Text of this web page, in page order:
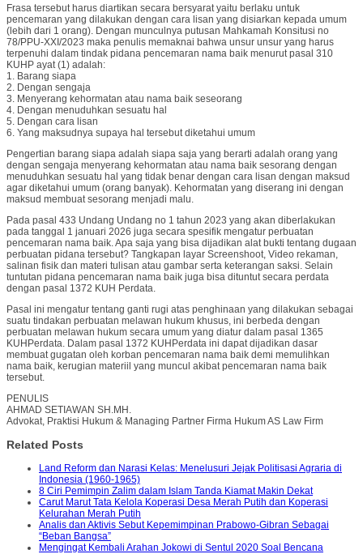
Frasa tersebut harus diartikan secara bersyarat yaitu berlaku untuk
pencemaran yang dilakukan dengan cara lisan yang disiarkan kepada umum
(lebih dari 1 orang). Dengan munculnya putusan Mahkamah Konsitusi no
78/PPU-XXI/2023 maka penulis memaknai bahwa unsur unsur yang harus
terpenuhi dalam tindak pidana pencemaran nama baik menurut pasal 310
KUHP ayat (1) adalah:
1. Barang siapa
2. Dengan sengaja
3. Menyerang kehormatan atau nama baik seseorang
4. Dengan menuduhkan sesuatu hal
5. Dengan cara lisan
6. Yang maksudnya supaya hal tersebut diketahui umum
Pengertian barang siapa adalah siapa saja yang berarti adalah orang yang
dengan sengaja menyerang kehormatan atau nama baik sesorang dengan
menuduhkan sesuatu hal yang tidak benar dengan cara lisan dengan maksud
agar diketahui umum (orang banyak). Kehormatan yang diserang ini dengan
maksud membuat sesorang menjadi malu.
Pada pasal 433 Undang Undang no 1 tahun 2023 yang akan diberlakukan
pada tanggal 1 januari 2026 juga secara spesifik mengatur perbuatan
pencemaran nama baik. Apa saja yang bisa dijadikan alat bukti tentang dugaan
perbuatan pidana tersebut? Tangkapan layar Screenshoot, Video rekaman,
salinan fisik dan materi tulisan atau gambar serta keterangan saksi. Selain
tuntutan pidana pencemaran nama baik juga bisa dituntut secara perdata
dengan pasal 1372 KUH Perdata.
Pasal ini mengatur tentang ganti rugi atas penghinaan yang dilakukan sebagai
suatu tindakan perbuatan melawan hukum khusus, ini berbeda dengan
perbuatan melawan hukum secara umum yang diatur dalam pasal 1365
KUHPerdata. Dalam pasal 1372 KUHPerdata ini dapat dijadikan dasar
membuat gugatan oleh korban pencemaran nama baik demi memulihkan
nama baik, kerugian materiil yang muncul akibat pencemaran nama baik
tersebut.
PENULIS
AHMAD SETIAWAN SH.MH.
Advokat, Praktisi Hukum & Managing Partner Firma Hukum AS Law Firm
Related Posts
Land Reform dan Narasi Kelas: Menelusuri Jejak Politisasi Agraria di
Indonesia (1960-1965)
8 Ciri Pemimpin Zalim dalam Islam Tanda Kiamat Makin Dekat
Carut Marut Tata Kelola Koperasi Desa Merah Putih dan Koperasi
Kelurahan Merah Putih
Analis dan Aktivis Sebut Kepemimpinan Prabowo-Gibran Sebagai
“Beban Bangsa”
Mengingat Kembali Arahan Jokowi di Sentul 2020 Soal Bencana